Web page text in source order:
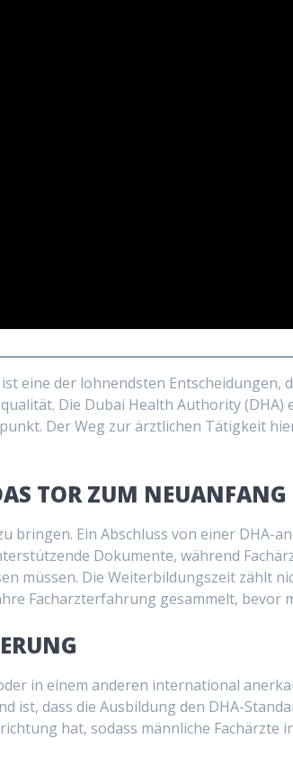
eine der lohnendsten
Die Dubai Health Authority (DHA)
Der Weg zur ärztlichen Tätigkeit
TOR ZUM NEUANFANG
bringen. Ein Abschluss von einer DHA-
Dokumente, während
müssen. Die Weiterbildungszeit zählt
Facharzterfahrung gesammelt, bevor
in einem anderen international
ist, dass die Ausbildung den DHA-
hat, sodass männliche